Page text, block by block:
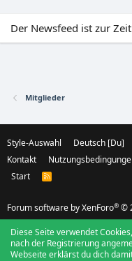
Der Newsfeed ist zur
Mitglieder
Style-Auswahl
Deutsch [Du]
Kontakt
Start
R
S
Forum software by XenForo® ©
Diese Seite verwendet
nach der Registrierung
Webseite erklärst du dich